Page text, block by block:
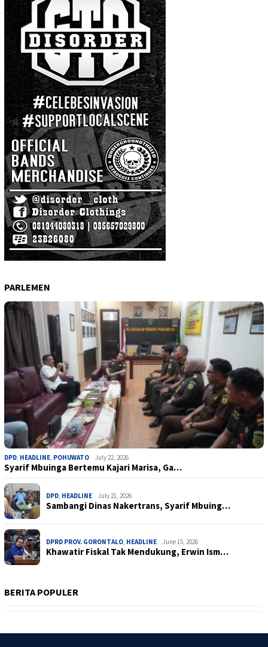
PARLEMEN
DPD, HEADLINE, POHUWATO July 22, 2026
Syarif Mbuinga Bertemu Kajari Marisa, Ga…
DPD, HEADLINE July 21, 2026
Sambangi Dinas Nakertrans, Syarif Mbuing…
DPRD PROV. GORONTALO, HEADLINE June 15, 2026
Khawatir Fiskal Tak Mendukung, Erwin Ism…
BERITA POPULER